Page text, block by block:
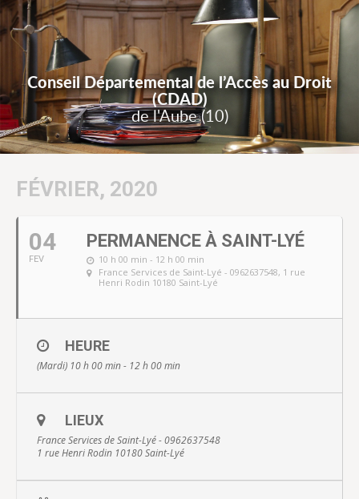
Conseil Départemental de l’Accès au Droit
(CDAD)
de l'Aube (10)
FÉVRIER, 2020
04
FEV
PERMANENCE À SAINT-LYÉ
10 h 00 min - 12 h 00 min
France Services de Saint-Lyé - 0962637548, 1 rue
Henri Rodin 10180 Saint-Lyé
HEURE
(Mardi) 10 h 00 min - 12 h 00 min
LIEUX
France Services de Saint-Lyé - 0962637548
1 rue Henri Rodin 10180 Saint-Lyé